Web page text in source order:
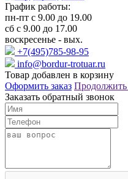
График работы:
пн-пт с 9.00 до 19.00
сб с 9.00 до 17.00
воскресенье - вых.
+7(495)785-98-95
info@bordur-trotuar.ru
Товар добавлен в корзину
Оформить заказ
Заказать обратный звонок